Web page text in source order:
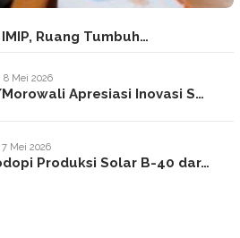
Ruang Tumbuh…
Mei 2026
Apresiasi Inovasi S…
Mei 2026
Produksi Solar B-40 dar…